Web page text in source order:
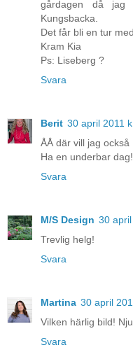
gårdagen då
Kungsbacka.
Det får bli en tur
Kram Kia
Ps: Liseberg ?
Svara
Berit 30 april 2011
ÅÅ där vill jag
Ha en underbar
Svara
M/S Design 30
Trevlig helg!
Svara
Martina 30 april
Vilken härlig bild!
Svara